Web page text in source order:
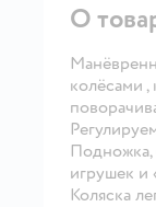
О
колёсами
Подножка,
игрушек и
Коляска